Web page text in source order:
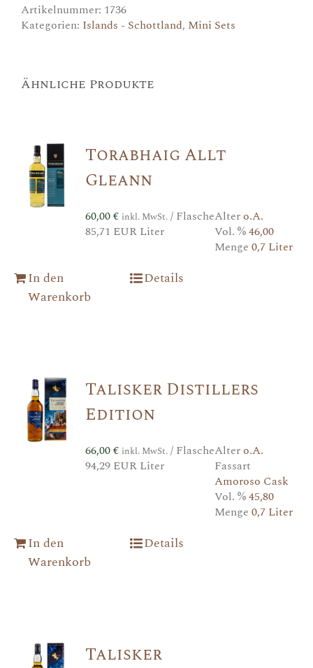
Artikelnummer: 1736
Kategorien: Islands - Schottland, Mini Sets
Ähnliche Produkte
Torabhaig Allt
Gleann
60,00€ inkl. MwSt./ Flasche
85,71 EUR Liter
Altero.A.
Vol. %46,00
Menge 0,7 Liter
In den
Warenkorb
Details
Talisker Distillers
Edition
66,00€ inkl. MwSt./ Flasche
94,29 EUR Liter
Altero.A.
Fassart
Amoroso Cask
Vol. %45,80
Menge 0,7 Liter
In den
Warenkorb
Details
Talisker